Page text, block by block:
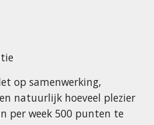
op samenwerking,
natuurlijk hoeveel plezier
per week 500 punten te